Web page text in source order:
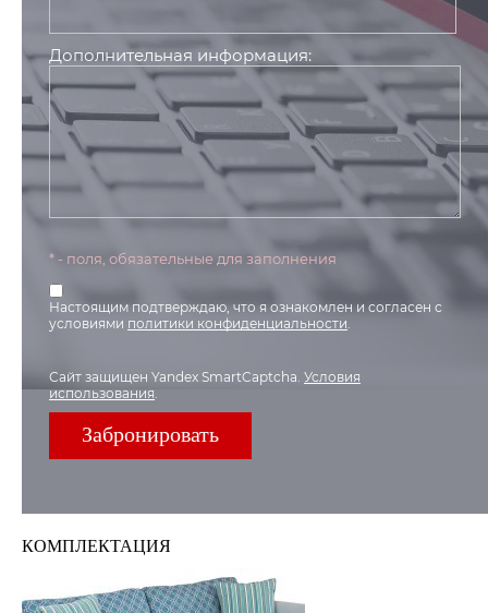
Дополнительная информация:
* - поля, обязательные для заполнения
Настоящим подтверждаю, что я ознакомлен и согласен с
условиями политики конфиденциальности.
Сайт защищен Yandex SmartCaptcha. Условия
использования.
КOМПЛЕКТАЦИЯ